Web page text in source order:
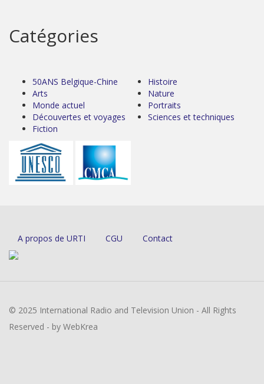
Catégories
50ANS Belgique-Chine
Arts
Monde actuel
Découvertes et voyages
Fiction
Histoire
Nature
Portraits
Sciences et techniques
A propos de URTI CGU Contact
© 2025 International Radio and Television Union - All Rights
Reserved - by WebKrea